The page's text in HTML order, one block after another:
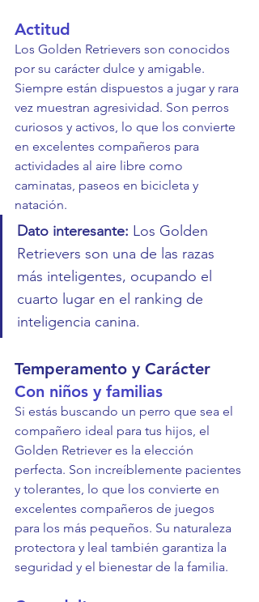
Actitud
Los Golden Retrievers son conocidos
por su carácter dulce y amigable.
Siempre están dispuestos a jugar y rara
vez muestran agresividad. Son perros
curiosos y activos, lo que los convierte
en excelentes compañeros para
actividades al aire libre como
caminatas, paseos en bicicleta y
natación.
Dato interesante: Los Golden
Retrievers son una de las razas
más inteligentes, ocupando el
cuarto lugar en el ranking de
inteligencia canina.
Temperamento y Carácter
Con niños y familias
Si estás buscando un perro que sea el
compañero ideal para tus hijos, el
Golden Retriever es la elección
perfecta. Son increíblemente pacientes
y tolerantes, lo que los convierte en
excelentes compañeros de juegos
para los más pequeños. Su naturaleza
protectora y leal también garantiza la
seguridad y el bienestar de la familia.